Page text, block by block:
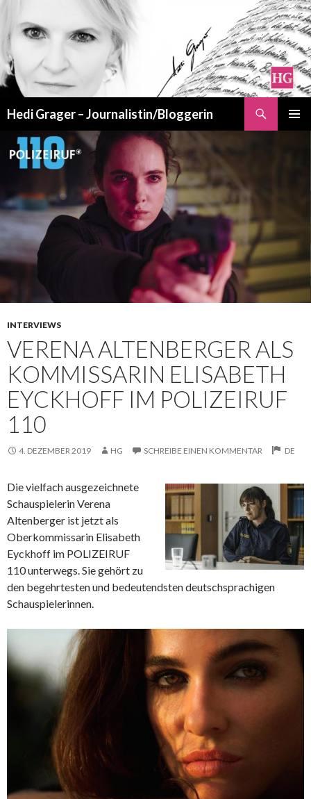
Hedi Grager – Journalistin/Bloggerin
INHALT
SPRINGEN
INTERVIEWS
VERENA ALTENBERGER ALS
KOMMISSARIN ELISABETH
EYCKHOFF IM POLIZEIRUF
110
4. DEZEMBER 2019 HG SCHREIBE EINEN KOMMENTAR DE
Die vielfach ausgezeichnete
Schauspielerin Verena
Altenberger ist jetzt als
Oberkommissarin Elisabeth
Eyckhoff im POLIZEIRUF
110 unterwegs. Sie gehört zu
den begehrtesten und bedeutendsten deutschsprachigen
Schauspielerinnen.